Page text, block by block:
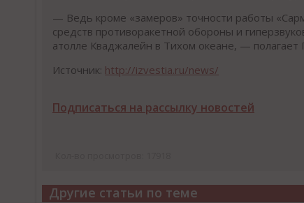
— Ведь кроме «замеров» точности работы
средств противоракетной обороны и
атолле Кваджалейн в Тихом океане, — полагает
Источник: http://izvestia.ru/news/
Подписаться на рассылку новостей
Другие статьи по теме